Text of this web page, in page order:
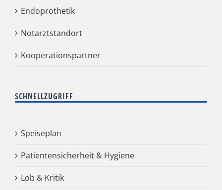
Endoprothetik
Notarztstandort
Kooperationspartner
SCHNELLZUGRIFF
Speiseplan
Patientensicherheit & Hygiene
Lob & Kritik